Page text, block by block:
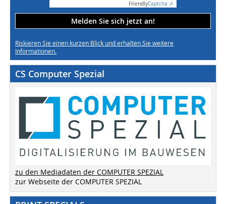
FriendlyCaptcha ⇗
Melden Sie sich jetzt an!
Riskieren Sie einen kurzen Blick und erhalten Sie weitere
Informationen.
CS Computer Spezial
zu den Mediadaten der COMPUTER SPEZIAL
zur Webseite der COMPUTER SPEZIAL